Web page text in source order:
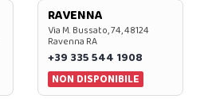
RAVENNA
Via M. Bussato, 74, 48124
Ravenna RA
+39 335 544 1908
NON DISPONIBILE